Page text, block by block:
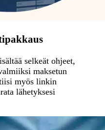
selkeät ohjeet,
maksetun
myös linkin
lähetyksesi